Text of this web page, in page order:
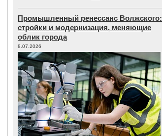
Промышленный ренессанс Волжского:
стройки и модернизация, меняющие
облик города
8.07.2026